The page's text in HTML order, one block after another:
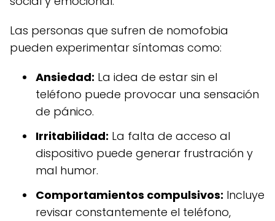
Las personas que sufren de nomofobia
pueden experimentar síntomas como:
Ansiedad: La idea de estar sin el
teléfono puede provocar una sensación
de pánico.
Irritabilidad: La falta de acceso al
dispositivo puede generar frustración y
mal humor.
Comportamientos compulsivos: Incluye
revisar constantemente el teléfono,